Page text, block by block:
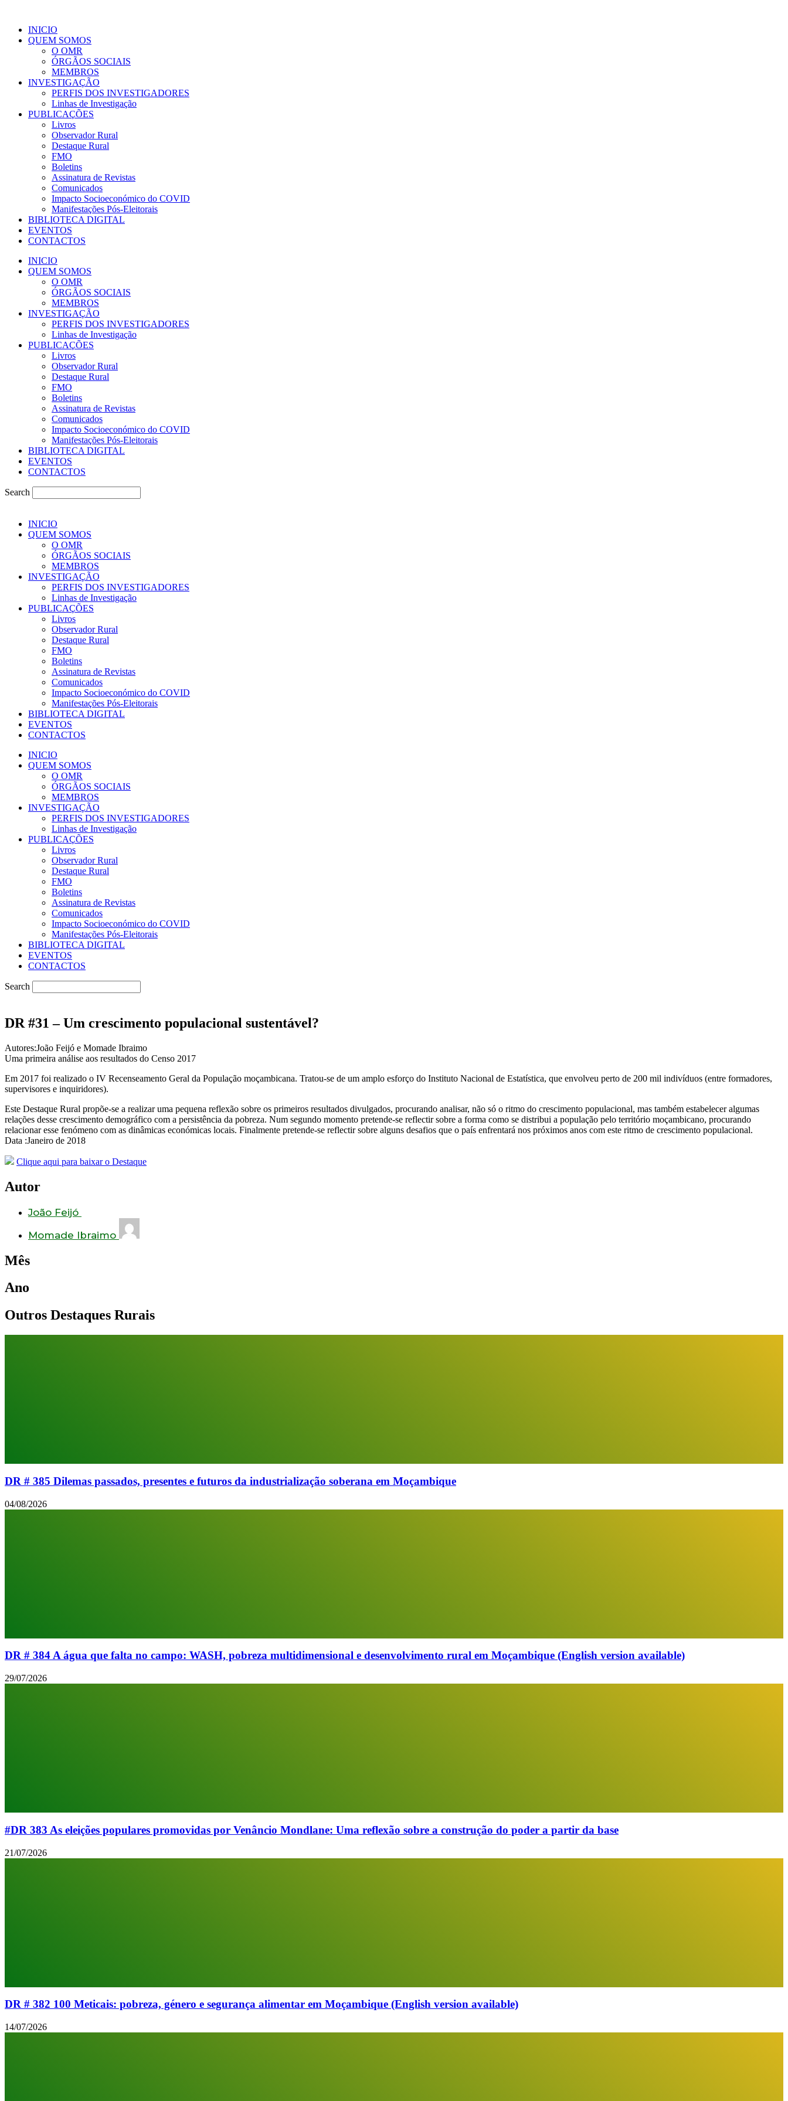
INICIO
QUEM SOMOS
O OMR
ÓRGÃOS SOCIAIS
MEMBROS
INVESTIGAÇÃO
PERFIS DOS INVESTIGADORES
Linhas de Investigação
PUBLICAÇÕES
Livros
Observador Rural
Destaque Rural
FMO
Boletins
Assinatura de Revistas
Comunicados
Impacto Socioeconómico do COVID
Manifestações Pós-Eleitorais
BIBLIOTECA DIGITAL
EVENTOS
CONTACTOS
INICIO
QUEM SOMOS
O OMR
ÓRGÃOS SOCIAIS
MEMBROS
INVESTIGAÇÃO
PERFIS DOS INVESTIGADORES
Linhas de Investigação
PUBLICAÇÕES
Livros
Observador Rural
Destaque Rural
FMO
Boletins
Assinatura de Revistas
Comunicados
Impacto Socioeconómico do COVID
Manifestações Pós-Eleitorais
BIBLIOTECA DIGITAL
EVENTOS
CONTACTOS
Search
INICIO
QUEM SOMOS
O OMR
ÓRGÃOS SOCIAIS
MEMBROS
INVESTIGAÇÃO
PERFIS DOS INVESTIGADORES
Linhas de Investigação
PUBLICAÇÕES
Livros
Observador Rural
Destaque Rural
FMO
Boletins
Assinatura de Revistas
Comunicados
Impacto Socioeconómico do COVID
Manifestações Pós-Eleitorais
BIBLIOTECA DIGITAL
EVENTOS
CONTACTOS
INICIO
QUEM SOMOS
O OMR
ÓRGÃOS SOCIAIS
MEMBROS
INVESTIGAÇÃO
PERFIS DOS INVESTIGADORES
Linhas de Investigação
PUBLICAÇÕES
Livros
Observador Rural
Destaque Rural
FMO
Boletins
Assinatura de Revistas
Comunicados
Impacto Socioeconómico do COVID
Manifestações Pós-Eleitorais
BIBLIOTECA DIGITAL
EVENTOS
CONTACTOS
Search
DR #31 – Um crescimento populacional sustentável?
Autores:João Feijó e Momade Ibraimo
Uma primeira análise aos resultados do Censo 2017
Em 2017 foi realizado o IV Recenseamento Geral da População moçambicana. Tratou-se de um amplo esforço do Instituto Nacional de Estatística, que envolveu perto de 200 mil indivíduos (entre formadores,
supervisores e inquiridores).
Este Destaque Rural propõe-se a realizar uma pequena reflexão sobre os primeiros resultados divulgados, procurando analisar, não só o ritmo do crescimento populacional, mas também estabelecer algumas
relações desse crescimento demográfico com a persistência da pobreza. Num segundo momento pretende-se reflectir sobre a forma como se distribui a população pelo território moçambicano, procurando
relacionar esse fenómeno com as dinâmicas económicas locais. Finalmente pretende-se reflectir sobre alguns desafios que o país enfrentará nos próximos anos com este ritmo de crescimento populacional.
Data :Janeiro de 2018
Clique aqui para baixar o Destaque
Autor
João Feijó
Momade Ibraimo
Mês
Ano
Outros Destaques Rurais
DR # 385 Dilemas passados, presentes e futuros da industrialização soberana em Moçambique
04/08/2026
DR # 384 A água que falta no campo: WASH, pobreza multidimensional e desenvolvimento rural em Moçambique (English version available)
29/07/2026
#DR 383 As eleições populares promovidas por Venâncio Mondlane: Uma reflexão sobre a construção do poder a partir da base
21/07/2026
DR # 382 100 Meticais: pobreza, género e segurança alimentar em Moçambique (English version available)
14/07/2026